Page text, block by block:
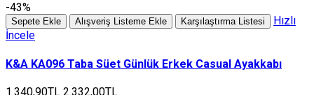
-43%
Sepete Ekle Alışveriş Listeme Ekle Karşılaştırma Listesi
Hızlı
İncele
K&A KA096 Taba Süet Günlük Erkek Casual Ayakkabı
1.340,90TL 2.332,00TL